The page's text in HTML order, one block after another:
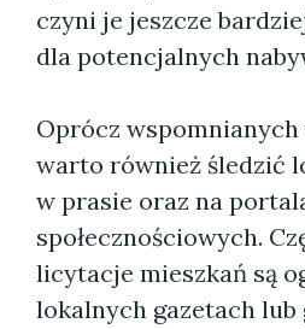
czyni je jeszcze
dla potencjalnych
Oprócz wspomnianych
warto również śledzić
w prasie oraz na
społecznościowych.
licytacje mieszkań są
lokalnych gazetach lub